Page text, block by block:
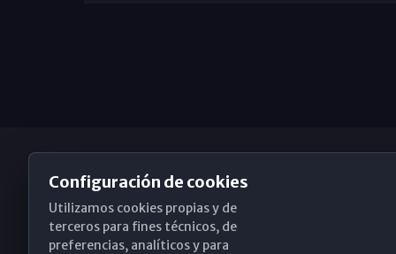
Obispado de Málaga
Configuración de cookies
Utilizamos cookies propias y de
terceros para fines técnicos, de
preferencias, analíticos y para